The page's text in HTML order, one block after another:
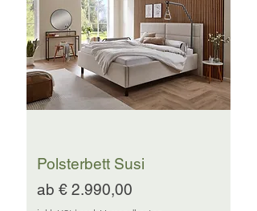
Polsterbett Susi
ab € 2.990,00
Sale-Preis